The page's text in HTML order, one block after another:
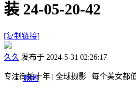
装 24-05-20-42
[复制链接]
久久 发布于 2024-5-31 02:26:17
专注街拍十年 | 全球摄影 | 每个美女都
原图